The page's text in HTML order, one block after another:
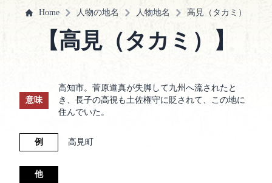
Home 人物の地名 人物地名 高見（タカミ）
【高見（タカミ）】
意味
高知市。菅原道真が失脚して九州へ流されたと
き、長子の高視も土佐権守に貶されて、この地に
住んでいた。
例 高見町
他